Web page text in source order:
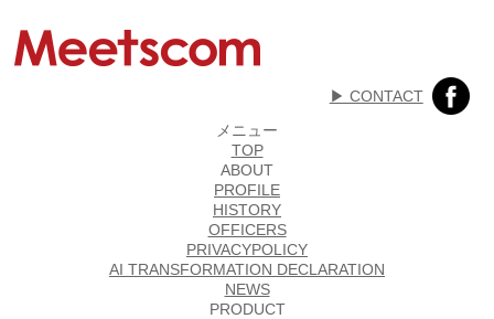
▶︎ CONTACT
メニュー
TOP
ABOUT
PROFILE
HISTORY
OFFICERS
PRIVACYPOLICY
AI TRANSFORMATION DECLARATION
NEWS
PRODUCT